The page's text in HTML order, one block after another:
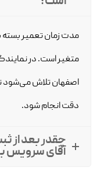
متغیر است. در
اصفهان تلاش می‌شود
دقت انجام شود.
چقدر بعد از
آقای سرویس